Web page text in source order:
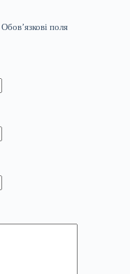
Обов’язкові поля